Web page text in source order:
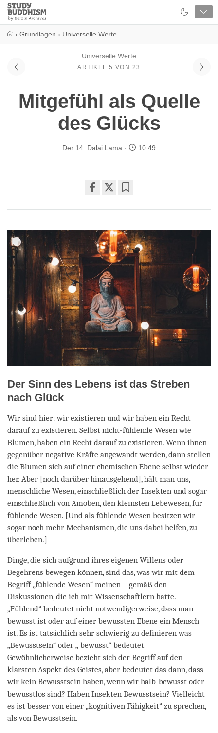
Close
Study
Buddhism
› Grundlagen › Universelle Werte
Universelle Werte
ARTIKEL 5 VON 23
Mitgefühl als Quelle
des Glücks
Der 14. Dalai Lama 10:49
on
Der Sinn des Lebens ist das Streben
nach Glück
Wir sind hier; wir existieren und wir haben ein Recht
darauf zu existieren. Selbst nicht-fühlende Wesen wie
Blumen, haben ein Recht darauf zu existieren. Wenn ihnen
gegenüber negative Kräfte angewandt werden, dann stellen
die Blumen sich auf einer chemischen Ebene selbst wieder
her. Aber [noch darüber hinausgehend], hält man uns,
menschliche Wesen, einschließlich der Insekten und sogar
einschließlich von Amöben, den kleinsten Lebewesen, für
fühlende Wesen. [Und als fühlende Wesen besitzen wir
sogar noch mehr Mechanismen, die uns dabei helfen, zu
überleben.]
Dinge, die sich aufgrund ihres eigenen Willens oder
Begehrens bewegen können, sind das, was wir mit dem
Begriff „fühlende Wesen“ meinen – gemäß den
Diskussionen, die ich mit Wissenschaftlern hatte.
„Fühlend“ bedeutet nicht notwendigerweise, dass man
bewusst ist oder auf einer bewussten Ebene ein Mensch
ist. Es ist tatsächlich sehr schwierig zu definieren was
„Bewusstsein“ oder „ bewusst“ bedeutet.
Gewöhnlicherweise bezieht sich der Begriff auf den
klarsten Aspekt des Geistes, aber bedeutet das dann, dass
wir kein Bewusstsein haben, wenn wir halb-bewusst oder
bewusstlos sind? Haben Insekten Bewusstsein? Vielleicht
es ist besser von einer „kognitiven Fähigkeit“ zu sprechen,
als von Bewusstsein.